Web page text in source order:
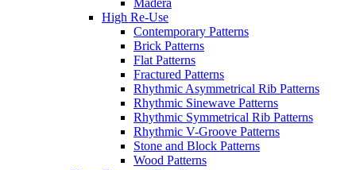
High Re-Use
Contemporary Patterns
Brick Patterns
Flat Patterns
Fractured Patterns
Rhythmic Asymmetrical Rib Patterns
Rhythmic Sinewave Patterns
Rhythmic Symmetrical Rib Patterns
Rhythmic V-Groove Patterns
Stone and Block Patterns
Wood Patterns